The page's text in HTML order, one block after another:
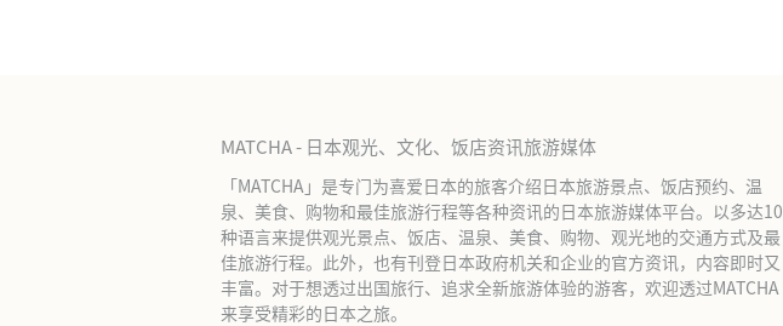
MATCHA - 日本观光、文化、饭店资讯旅游媒体
「MATCHA」是专门为喜爱日本的旅客介绍日本旅游景点、饭店预约、温
泉、美食、购物和最佳旅游行程等各种资讯的日本旅游媒体平台。以多达10
种语言来提供观光景点、饭店、温泉、美食、购物、观光地的交通方式及最
佳旅游行程。此外，也有刊登日本政府机关和企业的官方资讯，内容即时又
丰富。对于想透过出国旅行、追求全新旅游体验的游客，欢迎透过MATCHA
来享受精彩的日本之旅。